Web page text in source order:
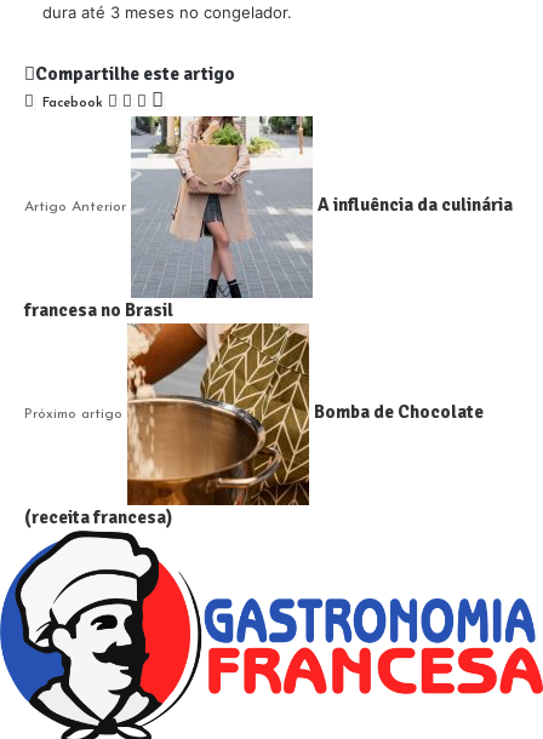
dura até 3 meses no congelador.
Compartilhe este artigo
Facebook
Artigo Anterior A influência da culinária
francesa no Brasil
Próximo artigo Bomba de Chocolate
(receita francesa)